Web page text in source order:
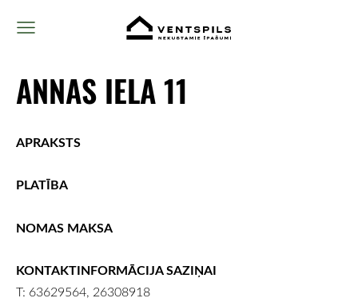
ANNAS IELA 11
APRAKSTS
PLATĪBA
NOMAS MAKSA
KONTAKTINFORMĀCIJA SAZIŅAI
T: 63629564, 26308918